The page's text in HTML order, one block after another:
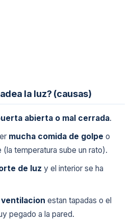
la luz? (causas)
abierta o mal cerrada.
mucha comida de golpe o
(la temperatura sube un rato).
de luz y el interior se ha
estan tapadas o el
pegado a la pared.